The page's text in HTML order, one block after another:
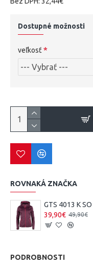
Dostupné možnosti
veľkosť
ROVNAKÁ ZNAČKA
39,90€ 49,90€
PODROBNOSTI